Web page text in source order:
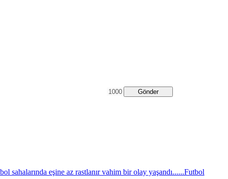
Gönder
sahalarında eşine az rastlanır vahim bir olay yaşandı......Futbol